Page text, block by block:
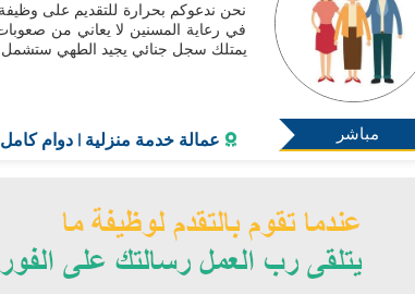
مباشر
يمتلك سجل جنائي يجيد الطهي ستشمل مسؤولياتك: رع
عمالة خدمة منزلية | دوام كامل